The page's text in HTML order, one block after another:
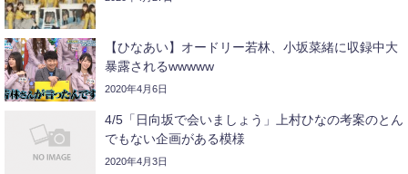
【ひなあい】オードリー若林、小坂菜緒に収録中大
暴露されるwwwww
2020年4月6日
4/5「日向坂で会いましょう」上村ひなの考案のとん
でもない企画がある模様
2020年4月3日